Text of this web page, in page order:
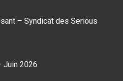
– Syndicat des Serious
Juin 2026